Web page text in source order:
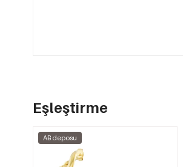
Eşleştirme
AB deposu